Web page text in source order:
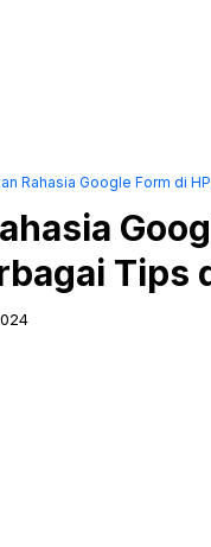
Rahasia Google Form di
Tips